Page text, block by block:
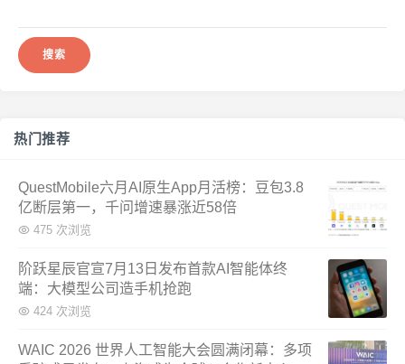
热门推荐
QuestMobile六月AI原生App月活榜：豆包3.8
亿断层第一，千问增速暴涨近58倍
475 次浏览
阶跃星辰官宣7月13日发布首款AI智能体终
端：大模型公司造手机抢跑
424 次浏览
WAIC 2026 世界人工智能大会圆满闭幕：多项